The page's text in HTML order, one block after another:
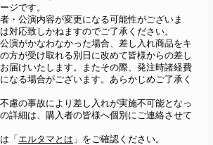
ジです。
公演内容が変更になる可能性がございま
対応致しかねますのでご了承ください。
がかなわなかった場合、差し入れ商品をキ
方が受け取れる別日に改めて皆様からの差し
届けいたします。またその際、発注時諸経費
なる場合がございます。あらかじめご了承く
の事故により差し入れが実施不可能となっ
詳細は、購入者の皆様へ個別にご連絡させて
「 エルタマとは 」をご確認ください。